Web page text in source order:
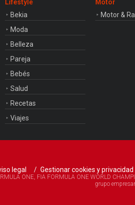
Lifestyle
Bekia
Moda
Belleza
Pareja
Bebés
Salud
Recetas
Viajes
Motor
Motor &
legal Gestionar cookies y privacidad
ONE, FIA FORMULA ONE WORLD
grupo